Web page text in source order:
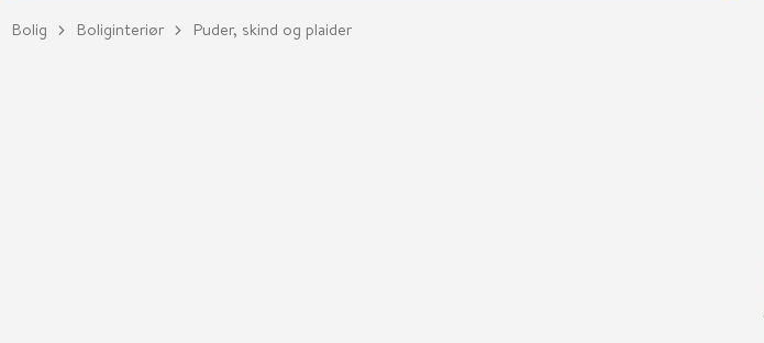
Bolig Boliginteriør Puder, skind og plaider